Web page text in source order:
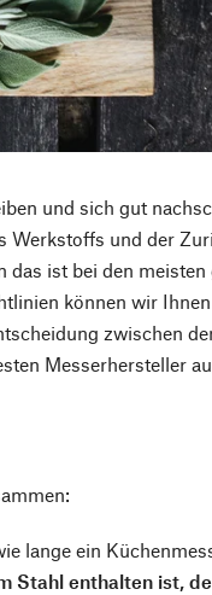
und sich gut
Werkstoffs und der
das ist bei den
können wir
zwischen
Messerhersteller
lange ein
Stahl enthalten ist,